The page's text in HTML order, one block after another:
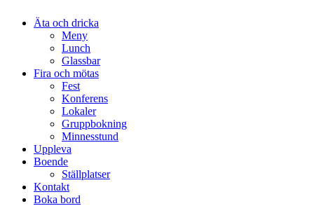
Äta och dricka
Meny
Lunch
Glassbar
Fira och mötas
Fest
Konferens
Lokaler
Gruppbokning
Minnesstund
Uppleva
Boende
Ställplatser
Kontakt
Boka bord